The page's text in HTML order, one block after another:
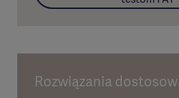
Rozwiązania